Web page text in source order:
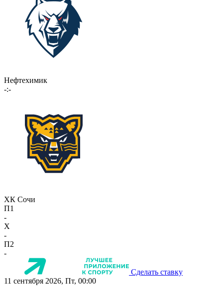
Нефтехимик
-:-
ХК Сочи
П1
-
X
-
П2
-
Сделать ставку
11 сентября 2026, Пт, 00:00